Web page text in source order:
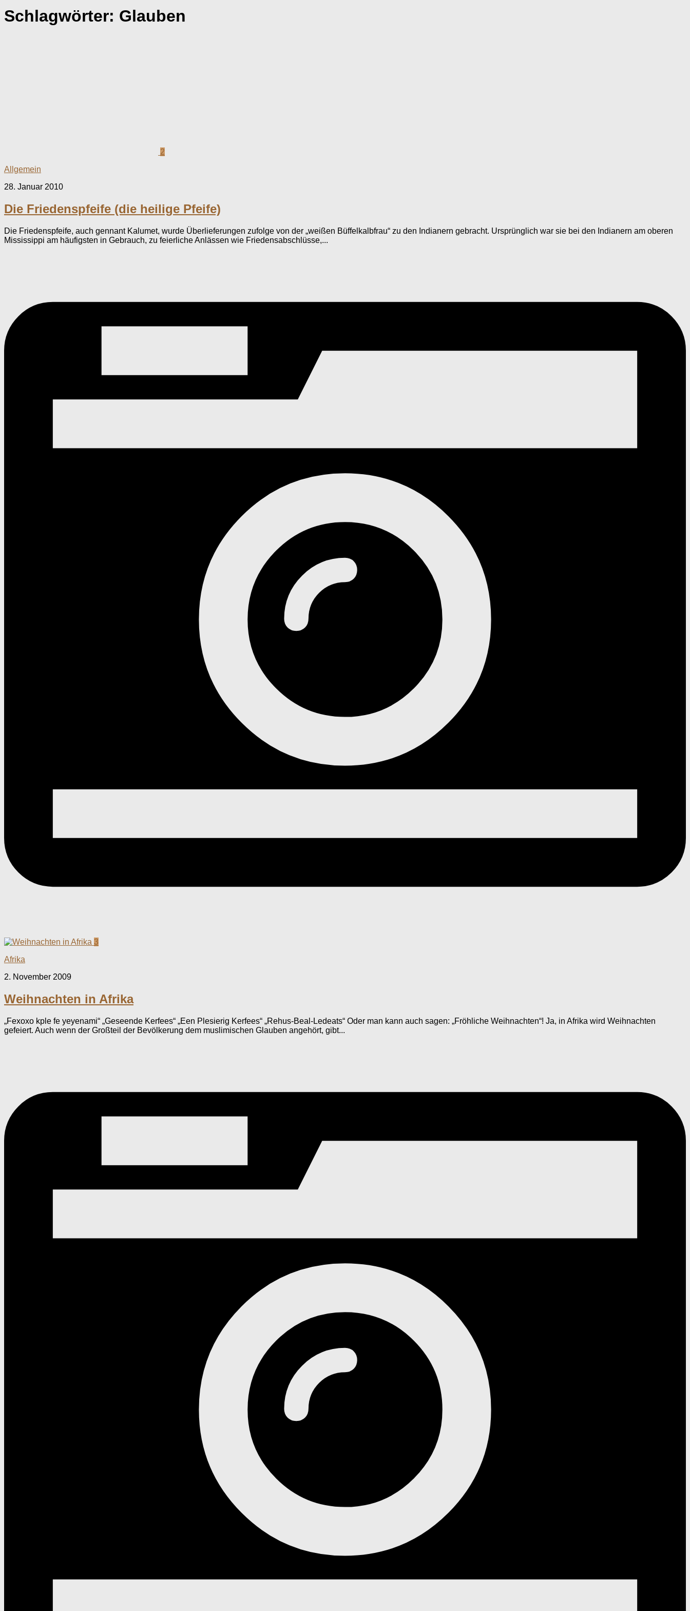
Schlagwörter: Glauben
2
Allgemein
28. Januar 2010
Die Friedenspfeife (die heilige Pfeife)
Die Friedenspfeife, auch gennant Kalumet, wurde Überlieferungen zufolge von der „weißen Büffelkalbfrau“ zu den Indianern gebracht. Ursprünglich war sie bei den Indianern am oberen
Mississippi am häufigsten in Gebrauch, zu feierliche Anlässen wie Friedensabschlüsse,...
3
Afrika
2. November 2009
Weihnachten in Afrika
„Fexoxo kple fe yeyenami“ „Geseende Kerfees“ „Een Plesierig Kerfees“ „Rehus-Beal-Ledeats“ Oder man kann auch sagen: „Fröhliche Weihnachten“! Ja, in Afrika wird Weihnachten
gefeiert. Auch wenn der Großteil der Bevölkerung dem muslimischen Glauben angehört, gibt...